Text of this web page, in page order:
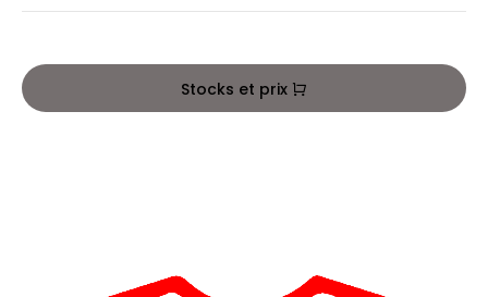
Stocks et prix